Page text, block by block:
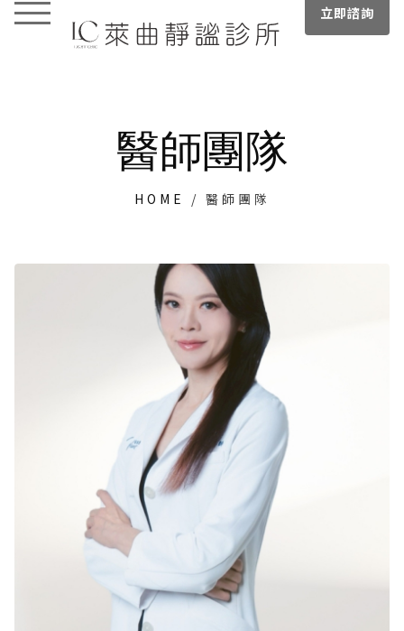
立即諮詢
醫師團隊
HOME / 醫師團隊